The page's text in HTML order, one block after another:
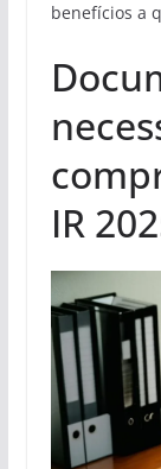
benefícios a
IR